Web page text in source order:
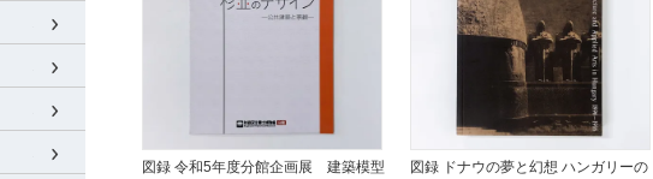
図録 令和5年度分館企画展 建築模型
図録 ドナウの夢と幻想 ハンガリーの